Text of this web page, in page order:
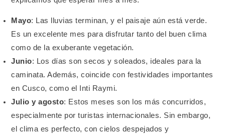
Mayo: Las lluvias terminan, y el paisaje aún está verde.
Es un excelente mes para disfrutar tanto del buen clima
como de la exuberante vegetación.
Junio: Los días son secos y soleados, ideales para la
caminata. Además, coincide con festividades importantes
en Cusco, como el Inti Raymi.
Julio y agosto: Estos meses son los más concurridos,
especialmente por turistas internacionales. Sin embargo,
el clima es perfecto, con cielos despejados y